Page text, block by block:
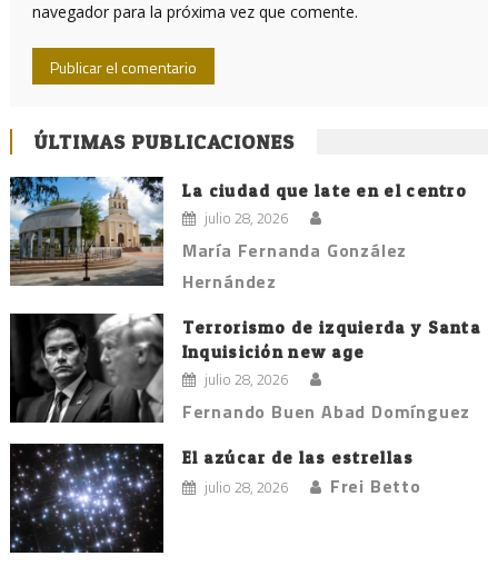
navegador para la próxima vez que comente.
ÚLTIMAS PUBLICACIONES
La ciudad que late en el centro
julio 28, 2026
María Fernanda González
Hernández
Terrorismo de izquierda y Santa
Inquisición new age
julio 28, 2026
Fernando Buen Abad Domínguez
El azúcar de las estrellas
julio 28, 2026 Frei Betto